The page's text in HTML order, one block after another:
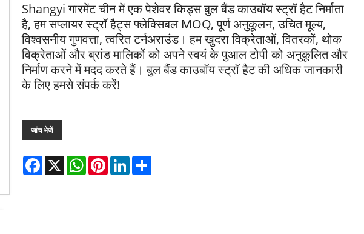
Shangyi गारमेंट चीन में एक पेशेवर किड्स बुल बैंड काउबॉय स्ट्रॉ हैट निर्माता
है, हम सप्लायर स्ट्रॉ हैट्स फ्लेक्सिबल MOQ, पूर्ण अनुकूलन, उचित मूल्य,
विश्वसनीय गुणवत्ता, त्वरित टर्नअराउंड। हम खुदरा विक्रेताओं, वितरकों, थोक
विक्रेताओं और ब्रांड मालिकों को अपने स्वयं के पुआल टोपी को अनुकूलित और
निर्माण करने में मदद करते हैं। बुल बैंड काउबॉय स्ट्रॉ हैट की अधिक जानकारी
के लिए हमसे संपर्क करें!
जांच भेजें
Facebook
X WhatsApp
PinterestLinkedIn